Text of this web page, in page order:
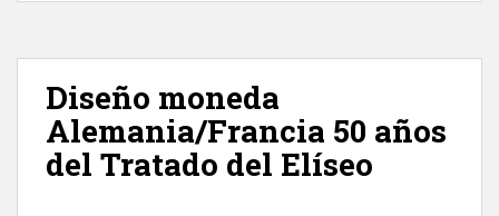
Diseño moneda
Alemania/Francia 50 años
del Tratado del Elíseo